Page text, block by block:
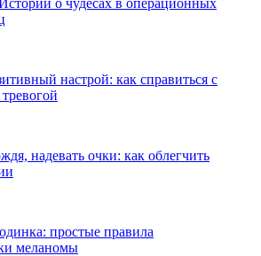
о чудесах в операционных
настрой: как справиться с
надевать очки: как облегчить
простые правила
меланомы